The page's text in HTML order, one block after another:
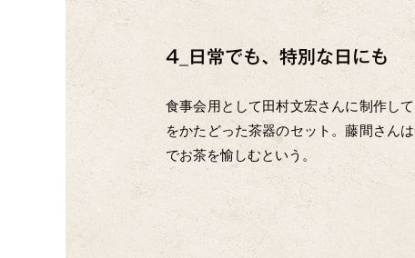
4_日常でも、特別な日にも
食事会用として田村文宏さんに制作し
をかたどった茶器のセット。藤間さん
でお茶を愉しむという。